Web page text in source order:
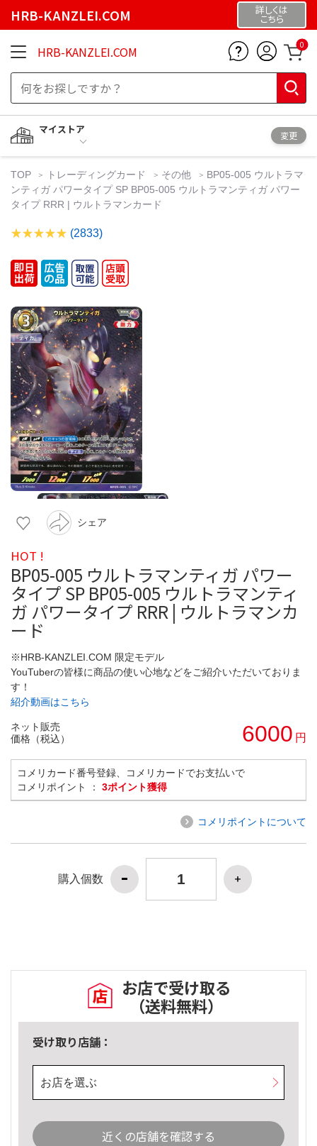
HRB-KANZLEI.COM 詳しくは
こちら
HRB-KANZLEI.COM 0
マイストア
変更
TOP トレーディングカード その他
BP05-005 ウルトラマ
ンティガ パワータイプ SP BP05-005 ウルトラマンティガ パワー
タイプ RRR | ウルトラマンカード
(2833)
シェア
HOT !
BP05-005 ウルトラマンティガ パワー
タイプ SP BP05-005 ウルトラマンティ
ガ パワータイプ RRR | ウルトラマンカ
ード
※HRB-KANZLEI.COM 限定モデル
YouTuberの皆様に商品の使い心地などをご紹介いただいておりま
す！
紹介動画はこちら
ネット販売
価格（税込）
6000 円
コメリカード番号登録、コメリカードでお支払いで
コメリポイント ： 3ポイント獲得
コメリポイントについて
購入個数
お店で受け取る
（送料無料）
受け取り店舗：
お店を選ぶ
近くの店舗を確認する